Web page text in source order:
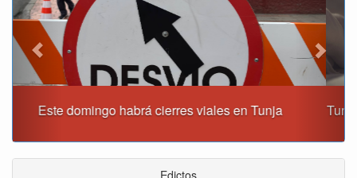
Tunja albergará el Simposio Regional en Asfixia Perinatal,